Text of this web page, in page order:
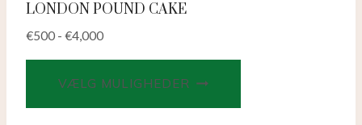
LONDON POUND CAKE
€500 - €4,000
VÆLG MULIGHEDER